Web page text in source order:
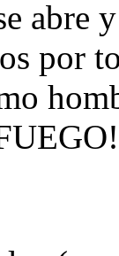
abre
por